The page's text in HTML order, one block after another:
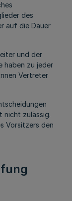
des
auf die Dauer
und der
haben zu jeder
Vertreter
nicht zulässig.
Vorsitzers den